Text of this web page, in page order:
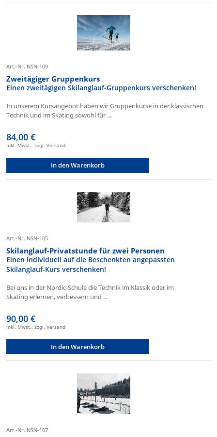
Art.-Nr. NSN-109
Zweitägiger Gruppenkurs
Einen zweitägigen Skilanglauf-Gruppenkurs verschenken!
In unserem Kursangebot haben wir Gruppenkurse in der klassischen
Technik und im Skating sowohl für ...
84,00 €
inkl. Mwst., zzgl. Versand
In den Warenkorb
Art.-Nr. NSN-105
Skilanglauf-Privatstunde für zwei Personen
Einen individuell auf die Beschenkten angepassten
Skilanglauf-Kurs verschenken!
Bei uns in der Nordic-Schule die Technik im Klassik oder im
Skating erlernen, verbessern und ...
90,00 €
inkl. Mwst., zzgl. Versand
In den Warenkorb
Art.-Nr. NSN-107